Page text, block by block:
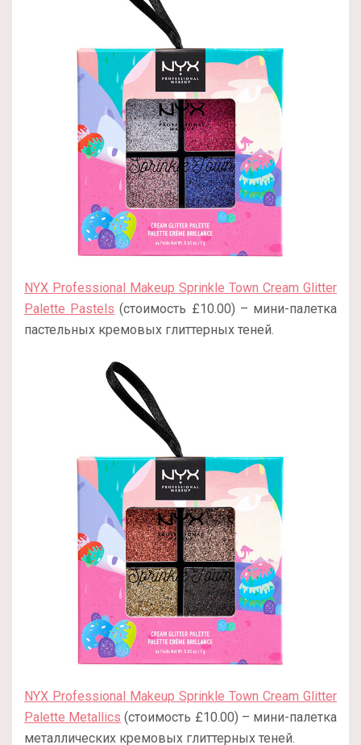
NYX Professional Makeup Sprinkle Town Cream Glitter
Palette Pastels (стоимость £10.00) – мини-палетка
пастельных кремовых глиттерных теней.
NYX Professional Makeup Sprinkle Town Cream Glitter
Palette Metallics (стоимость £10.00) – мини-палетка
металлических кремовых глиттерных теней.